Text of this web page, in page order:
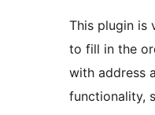
This plugin is
to fill in the
with address
functionality,